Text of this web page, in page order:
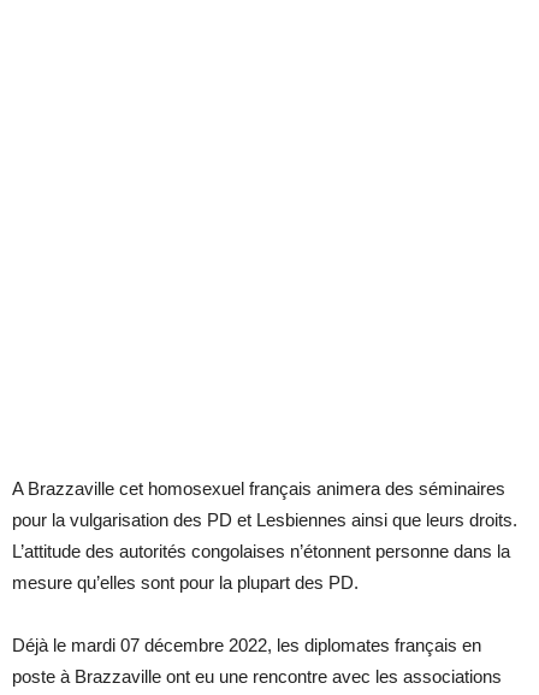
A Brazzaville cet homosexuel français animera des séminaires
pour la vulgarisation des PD et Lesbiennes ainsi que leurs droits.
L’attitude des autorités congolaises n’étonnent personne dans la
mesure qu’elles sont pour la plupart des PD.
Déjà le mardi 07 dé­cembre 2022, les di­plo­mates fran­çais en
poste à Braz­za­ville ont eu une ren­contre avec les as­so­cia­tions